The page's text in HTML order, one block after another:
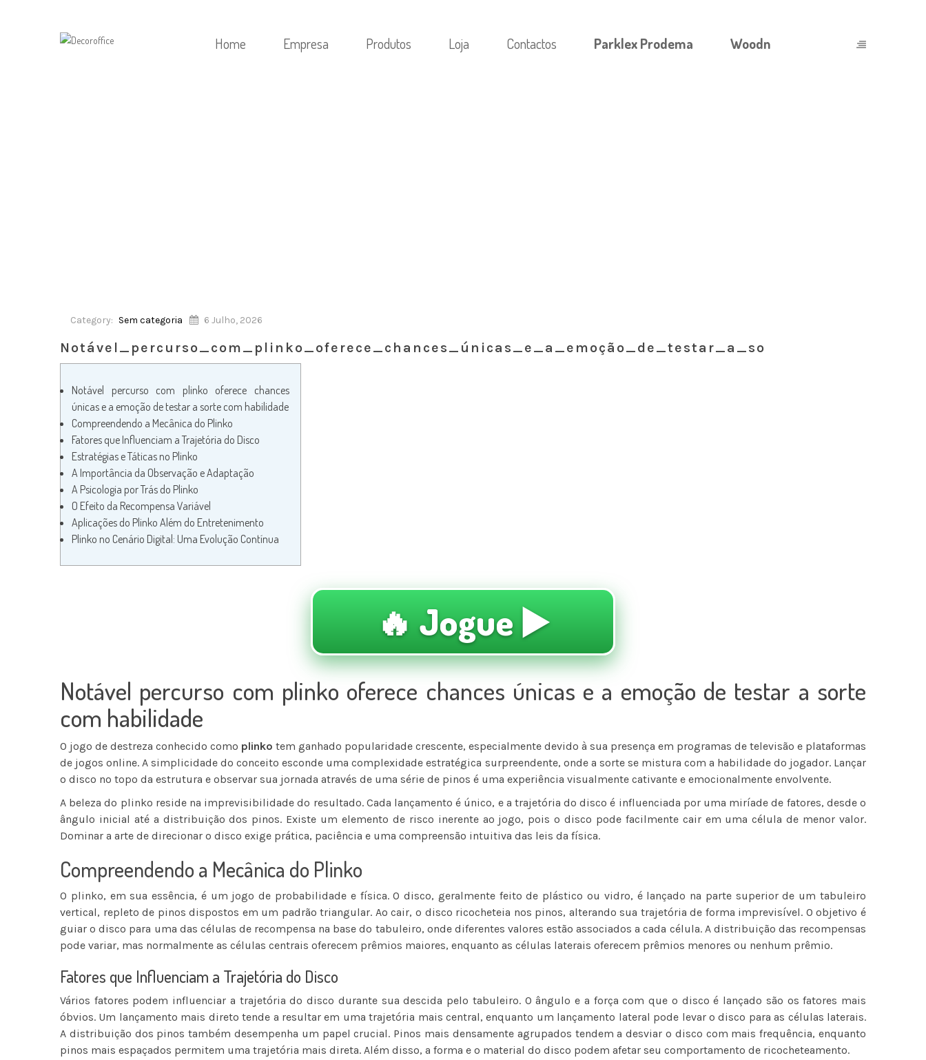
Home Empresa Produtos Loja Contactos Parklex Prodema Woodn
Category: Sem categoria 6 Julho, 2026
Notável_percurso_com_plinko_oferece_chances_únicas_e_a_emoção_de_testar_a_so
Notável percurso com plinko oferece chances
únicas e a emoção de testar a sorte com habilidade
Compreendendo a Mecânica do Plinko
Fatores que Influenciam a Trajetória do Disco
Estratégias e Táticas no Plinko
A Importância da Observação e Adaptação
A Psicologia por Trás do Plinko
O Efeito da Recompensa Variável
Aplicações do Plinko Além do Entretenimento
Plinko no Cenário Digital: Uma Evolução Contínua
🔥 Jogue ▶️
Notável percurso com plinko oferece chances únicas e a emoção de testar a sorte
com habilidade
O jogo de destreza conhecido como plinko tem ganhado popularidade crescente, especialmente devido à sua presença em programas de televisão e plataformas
de jogos online. A simplicidade do conceito esconde uma complexidade estratégica surpreendente, onde a sorte se mistura com a habilidade do jogador. Lançar
o disco no topo da estrutura e observar sua jornada através de uma série de pinos é uma experiência visualmente cativante e emocionalmente envolvente.
A beleza do plinko reside na imprevisibilidade do resultado. Cada lançamento é único, e a trajetória do disco é influenciada por uma miríade de fatores, desde o
ângulo inicial até a distribuição dos pinos. Existe um elemento de risco inerente ao jogo, pois o disco pode facilmente cair em uma célula de menor valor.
Dominar a arte de direcionar o disco exige prática, paciência e uma compreensão intuitiva das leis da física.
Compreendendo a Mecânica do Plinko
O plinko, em sua essência, é um jogo de probabilidade e física. O disco, geralmente feito de plástico ou vidro, é lançado na parte superior de um tabuleiro
vertical, repleto de pinos dispostos em um padrão triangular. Ao cair, o disco ricocheteia nos pinos, alterando sua trajetória de forma imprevisível. O objetivo é
guiar o disco para uma das células de recompensa na base do tabuleiro, onde diferentes valores estão associados a cada célula. A distribuição das recompensas
pode variar, mas normalmente as células centrais oferecem prêmios maiores, enquanto as células laterais oferecem prêmios menores ou nenhum prêmio.
Fatores que Influenciam a Trajetória do Disco
Vários fatores podem influenciar a trajetória do disco durante sua descida pelo tabuleiro. O ângulo e a força com que o disco é lançado são os fatores mais
óbvios. Um lançamento mais direto tende a resultar em uma trajetória mais central, enquanto um lançamento lateral pode levar o disco para as células laterais.
A distribuição dos pinos também desempenha um papel crucial. Pinos mais densamente agrupados tendem a desviar o disco com mais frequência, enquanto
pinos mais espaçados permitem uma trajetória mais direta. Além disso, a forma e o material do disco podem afetar seu comportamento de ricocheteamento.